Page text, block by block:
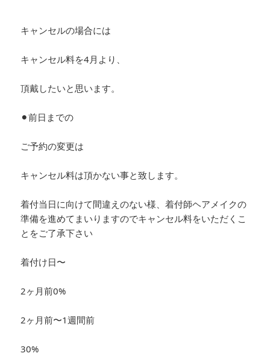
キャンセルの場合には
キャンセル料を4月より、
頂戴したいと思います。
⚫︎前日までの
ご予約の変更は
キャンセル料は頂かない事と致します。
着付当日に向けて間違えのない様、着付師ヘアメイクの
準備を進めてまいりますのでキャンセル料をいただくこ
とをご了承下さい
着付け日〜
2ヶ月前0%
2ヶ月前〜1週間前
30%